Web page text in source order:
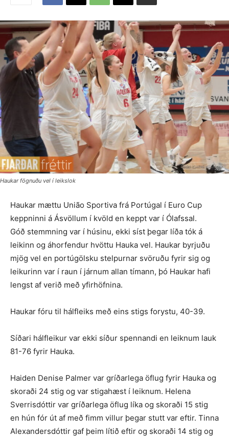
Haukar fögnuðu vel í leikslok
Haukar mættu União Sportiva frá Portúgal í Euro Cup
keppninni á Ásvöllum í kvöld en keppt var í Ólafssal.
Góð stemmning var í húsinu, ekki síst þegar líða tók á
leikinn og áhorfendur hvöttu Hauka vel. Haukar byrjuðu
mjög vel en portúgölsku stelpurnar svöruðu fyrir sig og
leikurinn var í raun í járnum allan tímann, þó Haukar hafi
lengst af verið með yfirhöfnina.
Haukar fóru til hálfleiks með eins stigs forystu, 40-39.
Síðari hálfleikur var ekki síður spennandi en leiknum lauk
81-76 fyrir Hauka.
Haiden Denise Palmer var gríðarlega öflug fyrir Hauka og
skoraði 24 stig og var stigahæst í leiknum. Helena
Sverrisdóttir var gríðarlega öflug líka og skoraði 15 stig
en hún fór út af með fimm villur þegar stutt var eftir. Tinna
Alexandersdóttir gaf þeim lítið eftir og skoraði 14 stig og